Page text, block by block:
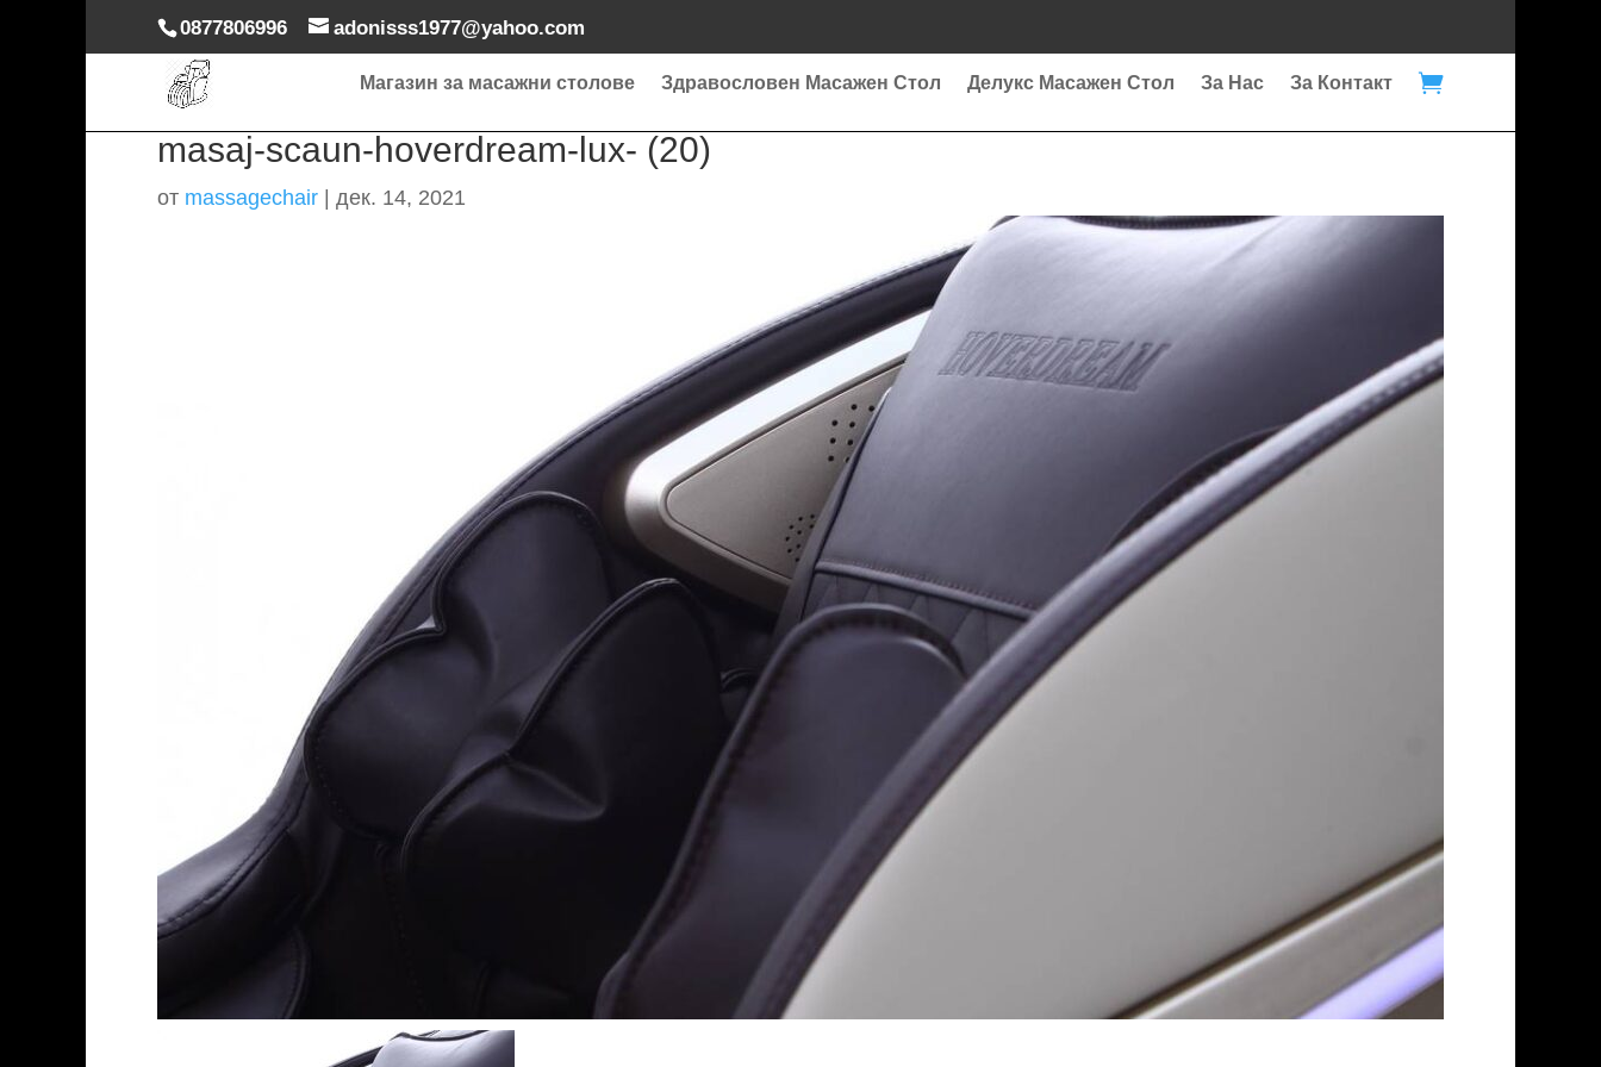
0877806996 adonisss1977@yahoo.com
Магазин за масажни столове Здравословен Масажен Стол Делукс Масажен Стол За Нас За Контакт 
masaj-scaun-hoverdream-lux- (20)
от massagechair дек. 14, 2021